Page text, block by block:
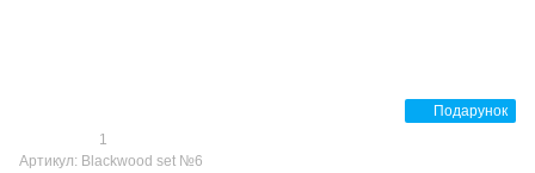
Подарунок
1
Артикул: Blackwood set №6